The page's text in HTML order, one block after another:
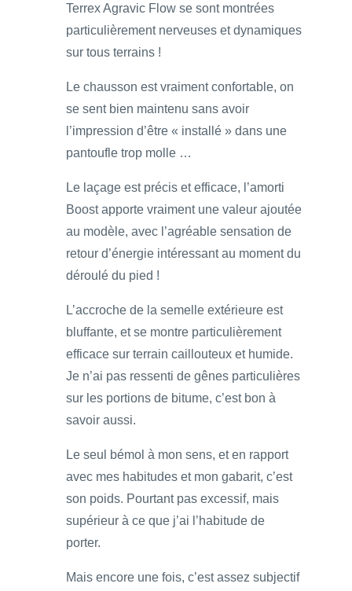
Terrex Agravic Flow se sont montrées
particulièrement nerveuses et dynamiques
sur tous terrains !
Le chausson est vraiment confortable, on
se sent bien maintenu sans avoir
l’impression d’être « installé » dans une
pantoufle trop molle …
Le laçage est précis et efficace, l’amorti
Boost apporte vraiment une valeur ajoutée
au modèle, avec l’agréable sensation de
retour d’énergie intéressant au moment du
déroulé du pied !
L’accroche de la semelle extérieure est
bluffante, et se montre particulièrement
efficace sur terrain caillouteux et humide.
Je n’ai pas ressenti de gênes particulières
sur les portions de bitume, c’est bon à
savoir aussi.
Le seul bémol à mon sens, et en rapport
avec mes habitudes et mon gabarit, c’est
son poids. Pourtant pas excessif, mais
supérieur à ce que j’ai l’habitude de
porter.
Mais encore une fois, c’est assez subjectif